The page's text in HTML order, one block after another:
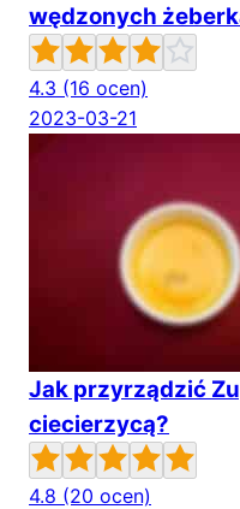
wędzonych
4.3 (16 ocen)
2023-03-21
Jak przyrządzić
ciecierzycą?
4.8 (20 ocen)